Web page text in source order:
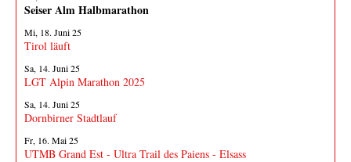
Seiser Alm Halbmarathon
Mi, 18. Juni 25
Tirol läuft
Sa, 14. Juni 25
LGT Alpin Marathon 2025
Sa, 14. Juni 25
Dornbirner Stadtlauf
Fr, 16. Mai 25
UTMB Grand Est - Ultra Trail des Paiens - Elsass